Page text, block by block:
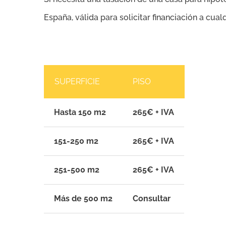
España, válida para solicitar financiación a
SUPERFICIE PISO
Hasta 150 m2 265€ + IVA
151-250 m2 265€ + IVA
251-500 m2 265€ + IVA
Más de 500 m2 Consultar